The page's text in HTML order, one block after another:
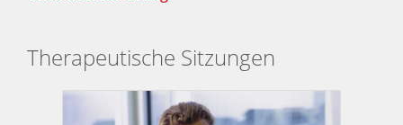
Therapeutische Sitzungen